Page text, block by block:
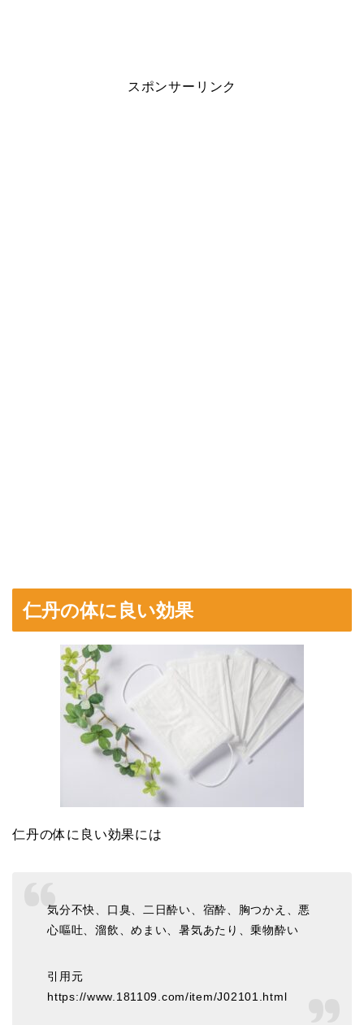
スポンサーリンク
仁丹の体に良い効果
仁丹の体に良い効果には
気分不快、口臭、二日酔い、宿酔、胸つかえ、悪
心嘔吐、溜飲、めまい、暑気あたり、乗物酔い
引用元
https://www.181109.com/item/J02101.html